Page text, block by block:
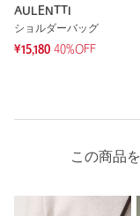
AULENTTI
ショルダーバッグ
¥15,180 40%OFF
この商品